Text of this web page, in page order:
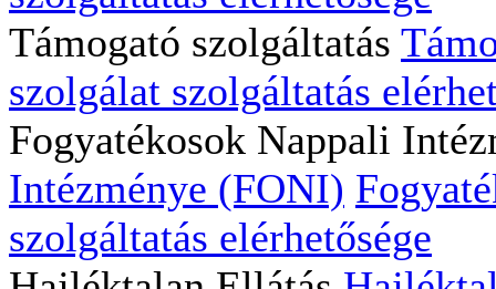
Támogató szolgáltatás
szolgálat szolgáltatás
Fogyatékosok Nappali
Intézménye (FONI)
szolgáltatás elérhetősége